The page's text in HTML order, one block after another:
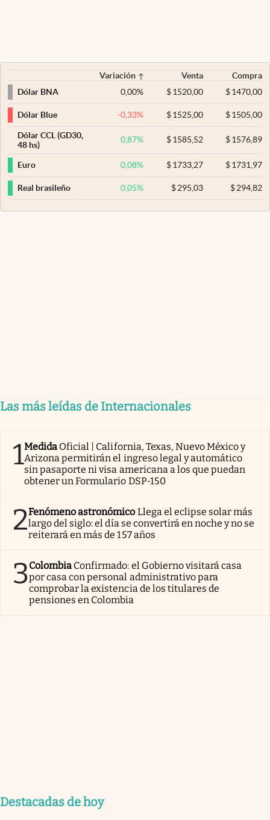
Variación Venta
Compra
Dólar BNA
0,00% $ 1520,00 $1470,00
Dólar Blue -0,33% $ 1525,00 $1505,00
Dólar CCL (GD30,
48 hs)
0,87% $ 1585,52 $1576,89
Euro 0,08% $ 1733,27 $1731,97
Real brasileño 0,05% $ 295,03 $294,82
Las más leídas de Internacionales
1Medida Oficial | California, Texas, Nuevo México y
Arizona permitirán el ingreso legal y automático
sin pasaporte ni visa americana a los que puedan
obtener un Formulario DSP-150
2Fenómeno astronómico Llega el eclipse solar más
largo del siglo: el día se convertirá en noche y no se
reiterará en más de 157 años
3Colombia Confirmado: el Gobierno visitará casa
por casa con personal administrativo para
comprobar la existencia de los titulares de
pensiones en Colombia
Destacadas de hoy